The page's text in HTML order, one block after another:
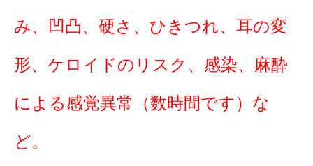
み、凹凸、硬さ、ひきつれ、耳の変
形、ケロイドのリスク、感染、麻酔
による感覚異常（数時間です）な
ど。